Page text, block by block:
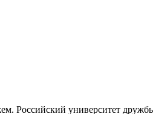
Российский университет